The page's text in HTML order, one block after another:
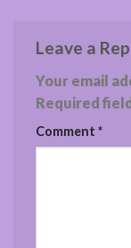
Leave a
Your email
Required
Comment *